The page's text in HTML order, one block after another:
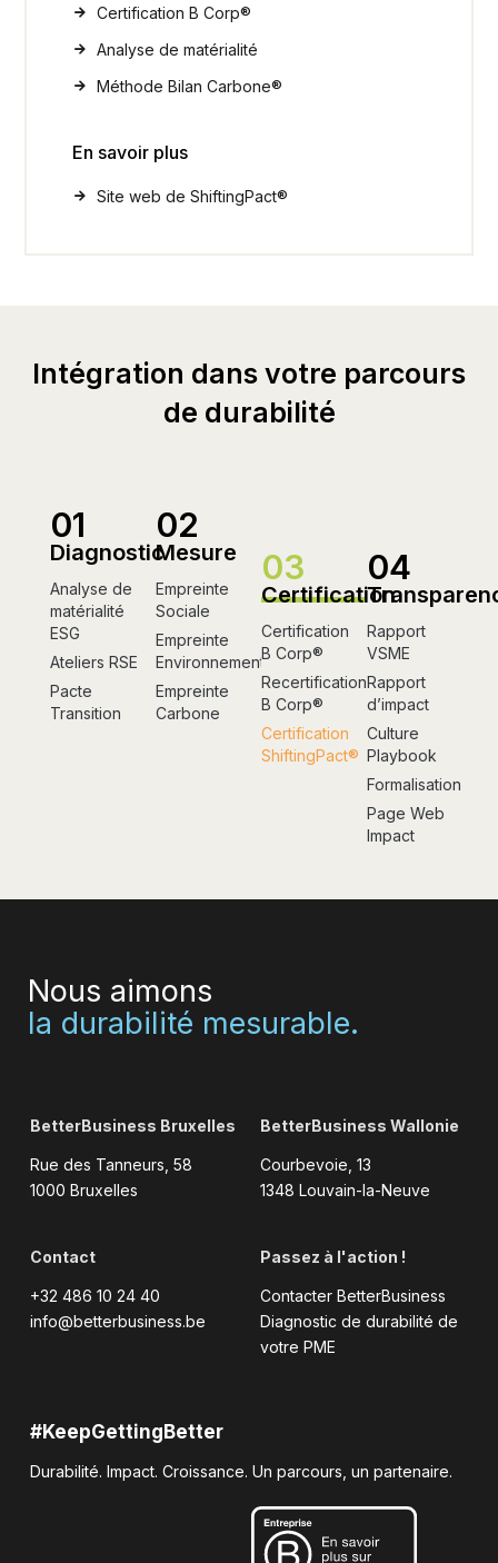
Certification B Corp®
Analyse de matérialité
Méthode Bilan Carbone®
En savoir plus
Site web de ShiftingPact®
Intégration dans votre parcours
de durabilité
01
Diagnostic
Analyse de
matérialité
ESG
Ateliers RSE
Pacte
Transition
02
Mesure
Empreinte
Sociale
Empreinte
Environnementale
Empreinte
Carbone
03
Certification
Certification
B Corp®
Recertification
B Corp®
Certification
ShiftingPact®
04
Rapport
VSME
Rapport
d’impact
Culture
Playbook
Formalisation
Page Web
Impact
Nous aimons
la durabilité mesurable.
BetterBusiness Bruxelles
Rue des Tanneurs, 58
1000 Bruxelles
BetterBusiness Wallonie
Courbevoie, 13
1348 Louvain-la-Neuve
Contact
+32 486 10 24 40
info@betterbusiness.be
Passez à l'action !
Contacter BetterBusiness
Diagnostic de durabilité de
votre PME
#KeepGettingBetter
Durabilité. Impact. Croissance. Un parcours, un partenaire.